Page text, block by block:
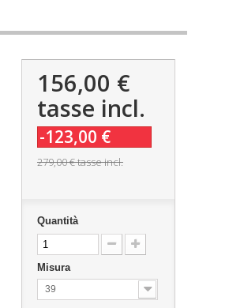
156,00 €
tasse incl.
-123,00 €
279,00 €tasse incl.
Quantità
Misura
39